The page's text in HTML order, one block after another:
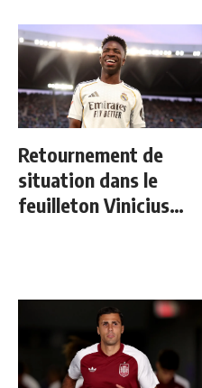
Retournement de
situation dans le
feuilleton Vinicius